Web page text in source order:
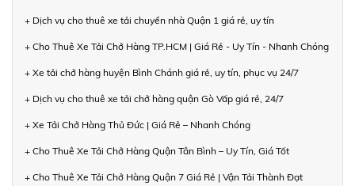
+ Dịch vụ cho thuê xe tải chuyển nhà Quận 1 giá rẻ, uy tín
+ Cho Thuê Xe Tải Chở Hàng TP.HCM | Giá Rẻ - Uy Tín - Nhanh Chóng
+ Xe tải chở hàng huyện Bình Chánh giá rẻ, uy tín, phục vụ 24/7
+ Dịch vụ cho thuê xe tải chở hàng quận Gò Vấp giá rẻ, 24/7
+ Xe Tải Chở Hàng Thủ Đức | Giá Rẻ – Nhanh Chóng
+ Cho Thuê Xe Tải Chở Hàng Quận Tân Bình – Uy Tín, Giá Tốt
+ Cho Thuê Xe Tải Chở Hàng Quận 7 Giá Rẻ | Vận Tải Thành Đạt